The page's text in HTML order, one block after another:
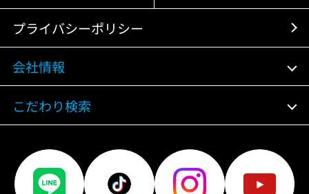
プライバシーポリシー
会社情報
こだわり検索